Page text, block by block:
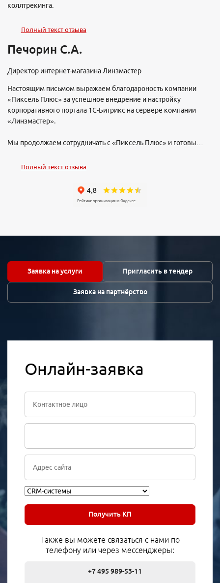
Полный текст отзыва
коллтрекинга.
Полный текст отзыва
Печорин С.А.
Директор интернет-магазина Линзмастер
Настоящим письмом выражаем благодароность компании
«Пиксель Плюс» за успешное внедрение и настройку
корпоративного портала 1С-Битрикс на сервере компании
«Линзмастер».
Мы продолжаем сотрудничать с «Пиксель Плюс» и готовы
любых проектов в области интернет-технологий.
Заявка на услуги Пригласить в тендер
Заявка на партнёрство
Онлайн-заявка
Получить КП
Также вы можете связаться с нами по
телефону или через мессенджеры:
+7 495 989-53-11